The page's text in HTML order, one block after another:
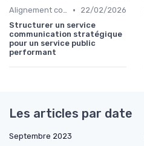
Alignement communication & stratégie business •
22/02/2026
Structurer un service
communication stratégique
pour un service public
performant
Les articles par date
Septembre 2023